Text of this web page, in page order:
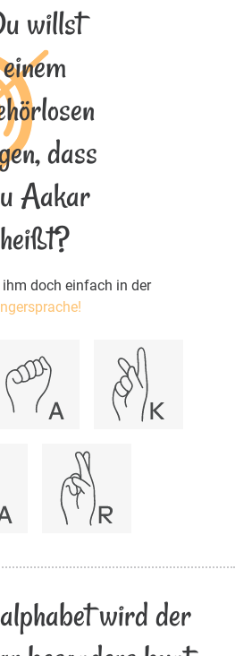
willst
einem
dass
Aakar
heißt?
ihm doch einfach in der
wird der